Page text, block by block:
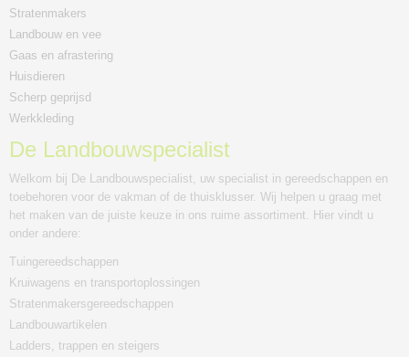
Stratenmakers
Landbouw en vee
Gaas en afrastering
Huisdieren
Scherp geprijsd
Werkkleding
De Landbouwspecialist
Welkom bij De Landbouwspecialist, uw specialist in gereedschappen en
toebehoren voor de vakman of de thuisklusser. Wij helpen u graag met
het maken van de juiste keuze in ons ruime assortiment. Hier vindt u
onder andere:
Tuingereedschappen
Kruiwagens en transportoplossingen
Stratenmakersgereedschappen
Landbouwartikelen
Ladders, trappen en steigers